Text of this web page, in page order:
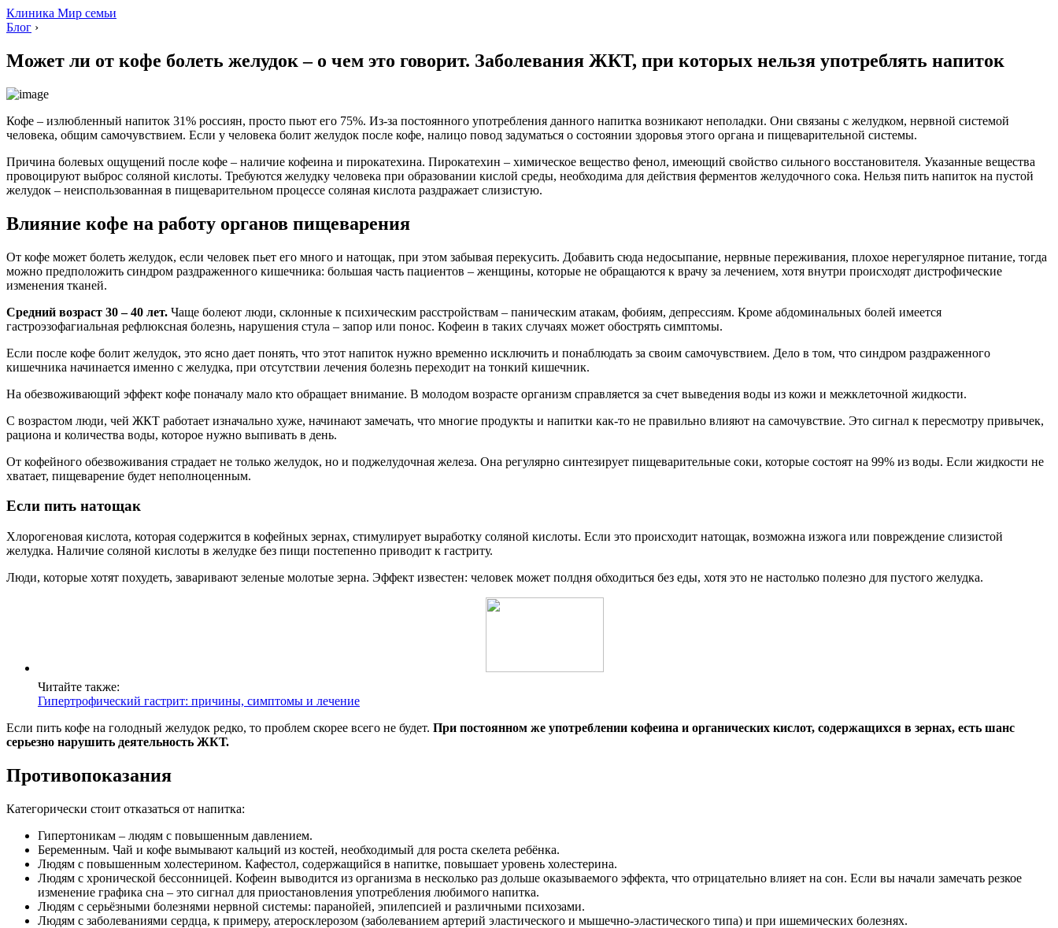
Клиника Мир семьи
Блог ›
Может ли от кофе болеть желудок – о чем это говорит. Заболевания ЖКТ, при которых нельзя употреблять напиток
Кофе – излюбленный напиток 31% россиян, просто пьют его 75%. Из-за постоянного употребления данного напитка возникают неполадки. Они связаны с желудком, нервной системой
человека, общим самочувствием. Если у человека болит желудок после кофе, налицо повод задуматься о состоянии здоровья этого органа и пищеварительной системы.
Причина болевых ощущений после кофе – наличие кофеина и пирокатехина. Пирокатехин – химическое вещество фенол, имеющий свойство сильного восстановителя. Указанные вещества
провоцируют выброс соляной кислоты. Требуются желудку человека при образовании кислой среды, необходима для действия ферментов желудочного сока. Нельзя пить напиток на пустой
желудок – неиспользованная в пищеварительном процессе соляная кислота раздражает слизистую.
Влияние кофе на работу органов пищеварения
От кофе может болеть желудок, если человек пьет его много и натощак, при этом забывая перекусить. Добавить сюда недосыпание, нервные переживания, плохое нерегулярное питание, тогда
можно предположить синдром раздраженного кишечника: большая часть пациентов – женщины, которые не обращаются к врачу за лечением, хотя внутри происходят дистрофические
изменения тканей.
Средний возраст 30 – 40 лет. Чаще болеют люди, склонные к психическим расстройствам – паническим атакам, фобиям, депрессиям. Кроме абдоминальных болей имеется
гастроэзофагиальная рефлюксная болезнь, нарушения стула – запор или понос. Кофеин в таких случаях может обострять симптомы.
Если после кофе болит желудок, это ясно дает понять, что этот напиток нужно временно исключить и понаблюдать за своим самочувствием. Дело в том, что синдром раздраженного
кишечника начинается именно с желудка, при отсутствии лечения болезнь переходит на тонкий кишечник.
На обезвоживающий эффект кофе поначалу мало кто обращает внимание. В молодом возрасте организм справляется за счет выведения воды из кожи и межклеточной жидкости.
С возрастом люди, чей ЖКТ работает изначально хуже, начинают замечать, что многие продукты и напитки как-то не правильно влияют на самочувствие. Это сигнал к пересмотру привычек,
рациона и количества воды, которое нужно выпивать в день.
От кофейного обезвоживания страдает не только желудок, но и поджелудочная железа. Она регулярно синтезирует пищеварительные соки, которые состоят на 99% из воды. Если жидкости не
хватает, пищеварение будет неполноценным.
Если пить натощак
Хлорогеновая кислота, которая содержится в кофейных зернах, стимулирует выработку соляной кислоты. Если это происходит натощак, возможна изжога или повреждение слизистой
желудка. Наличие соляной кислоты в желудке без пищи постепенно приводит к гастриту.
Люди, которые хотят похудеть, заваривают зеленые молотые зерна. Эффект известен: человек может полдня обходиться без еды, хотя это не настолько полезно для пустого желудка.
Читайте также:
Гипертрофический гастрит: причины, симптомы и лечение
Если пить кофе на голодный желудок редко, то проблем скорее всего не будет. При постоянном же употреблении кофеина и органических кислот, содержащихся в зернах, есть шанс
серьезно нарушить деятельность ЖКТ.
Противопоказания
Категорически стоит отказаться от напитка:
Гипертоникам – людям с повышенным давлением.
Беременным. Чай и кофе вымывают кальций из костей, необходимый для роста скелета ребёнка.
Людям с повышенным холестерином. Кафестол, содержащийся в напитке, повышает уровень холестерина.
Людям с хронической бессонницей. Кофеин выводится из организма в несколько раз дольше оказываемого эффекта, что отрицательно влияет на сон. Если вы начали замечать резкое
изменение графика сна – это сигнал для приостановления употребления любимого напитка.
Людям с серьёзными болезнями нервной системы: паранойей, эпилепсией и различными психозами.
Людям с заболеваниями сердца, к примеру, атеросклерозом (заболеванием артерий эластического и мышечно-эластического типа) и при ишемических болезнях.